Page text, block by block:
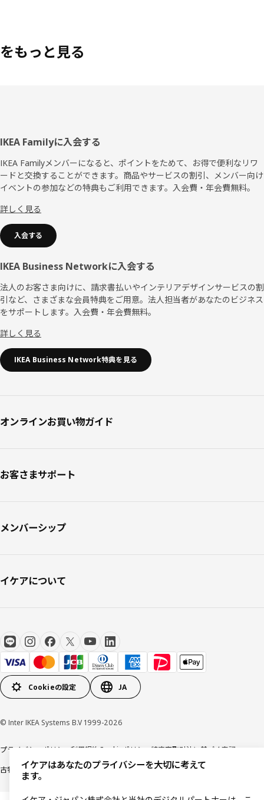
をもっと見る
フ
ッ
タ
IKEA Familyに入会する
IKEA Familyメンバーになると、ポイントをためて、お得で便利なリワ
ードと交換することができます。商品やサービスの割引、メンバー向け
イベントの参加などの特典もご利用できます。入会費・年会費無料。
詳しく見る
入会する
IKEA Business Networkに入会する
法人のお客さま向けに、請求書払いやインテリアデザインサービスの割
引など、さまざまな会員特典をご用意。法人担当者があなたのビジネス
をサポートします。入会費・年会費無料。
詳しく見る
IKEA Business Network特典を見る
オンラインお買い物ガイド
お客さまサポート
メンバーシップ
イケアについて
Cookieの設定 JA
© Inter IKEA Systems B.V 1999-2026
プライバシーポリシー 利用規約 Cookieポリシー 特定商取引法に基づく表記
古物営業法に基づく表記
イケアはあなたのプライバシーを大切に考えて
ます。